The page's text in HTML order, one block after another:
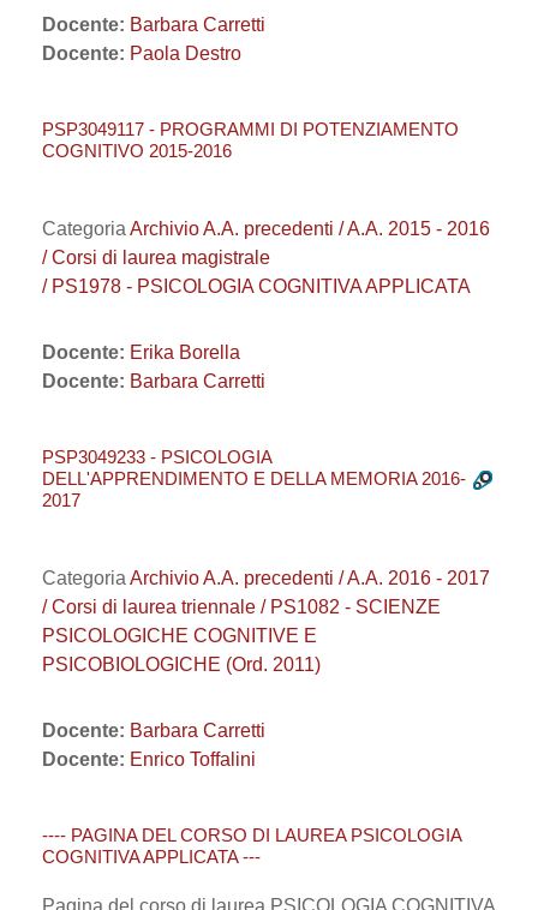
Docente: Barbara Carretti
Docente: Paola Destro
PSP3049117 - PROGRAMMI DI POTENZIAMENTO
COGNITIVO 2015-2016
Categoria Archivio A.A. precedenti / A.A. 2015 - 2016
/ Corsi di laurea magistrale
/ PS1978 - PSICOLOGIA COGNITIVA APPLICATA
Docente: Erika Borella
Docente: Barbara Carretti
PSP3049233 - PSICOLOGIA
DELL'APPRENDIMENTO E DELLA MEMORIA 2016-
2017
Categoria Archivio A.A. precedenti / A.A. 2016 - 2017
/ Corsi di laurea triennale / PS1082 - SCIENZE
PSICOLOGICHE COGNITIVE E
PSICOBIOLOGICHE (Ord. 2011)
Docente: Barbara Carretti
Docente: Enrico Toffalini
---- PAGINA DEL CORSO DI LAUREA PSICOLOGIA
COGNITIVA APPLICATA ---
Pagina del corso di laurea PSICOLOGIA COGNITIVA